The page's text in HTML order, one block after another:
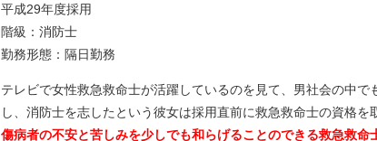
平成29年度採用
階級：消防士
勤務形態：隔日勤務
テレビで女性救急救命士が活躍しているのを見て、男社会の中
し、消防士を志したという彼女は採用直前に救急救命士の資格を
傷病者の不安と苦しみを少しでも和らげることのできる救急救命